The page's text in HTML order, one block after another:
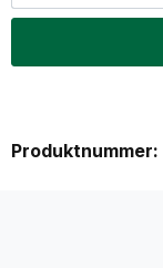
Produktnummer: